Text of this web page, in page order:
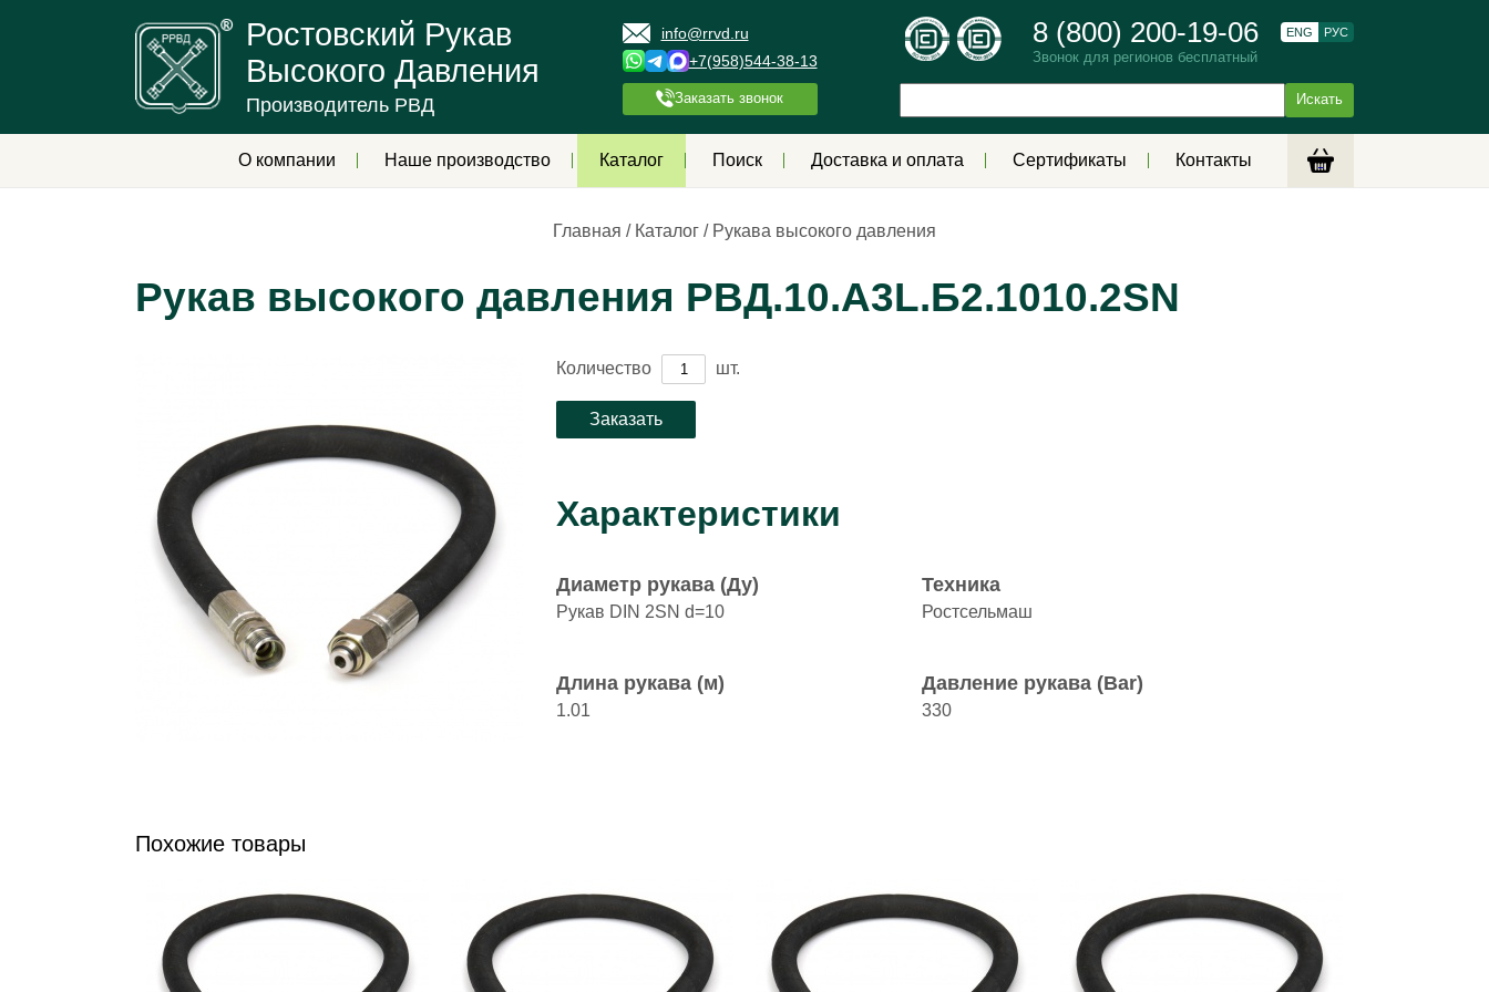
Ростовский Рукав
Высокого Давления
Производитель РВД
info@rrvd.ru
+7(958)544-38-13
Заказать звонок
8 (800) 200-19-06
Звонок для регионов бесплатный
ENG РУС
О компании Наше производство Каталог Поиск Доставка и оплата Сертификаты Контакты
Главная / Каталог / Рукава высокого давления
Рукав высокого давления РВД.10.А3L.Б2.1010.2SN
Количество шт.
Характеристики
Диаметр рукава (Ду)
Рукав DIN 2SN d=10
Техника
Ростсельмаш
Длина рукава (м)
1.01
Давление рукава (Bar)
330
Похожие товары